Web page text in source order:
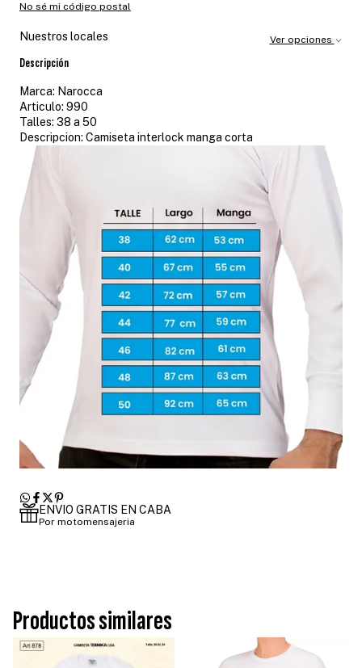
No sé mi código postal
Nuestros locales Ver opciones
Descripción
Marca: Narocca
Articulo: 990
Talles: 38 a 50
Descripcion: Camiseta interlock manga corta
ENVIO GRATIS EN CABA
Por motomensajeria
Productos similares